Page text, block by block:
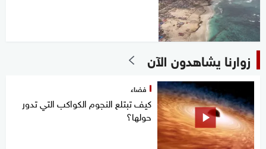
زوارنا يشاهدون الآن
فضاء
كيف تبتلع النجوم الكواكب التي تدور
حولها؟